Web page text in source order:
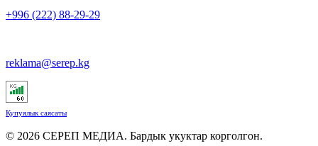
+996 (222) 88-29-29
reklama@serep.kg
Купуялык саясаты
© 2026 СЕРЕП МЕДИА. Бардык укуктар корголгон.